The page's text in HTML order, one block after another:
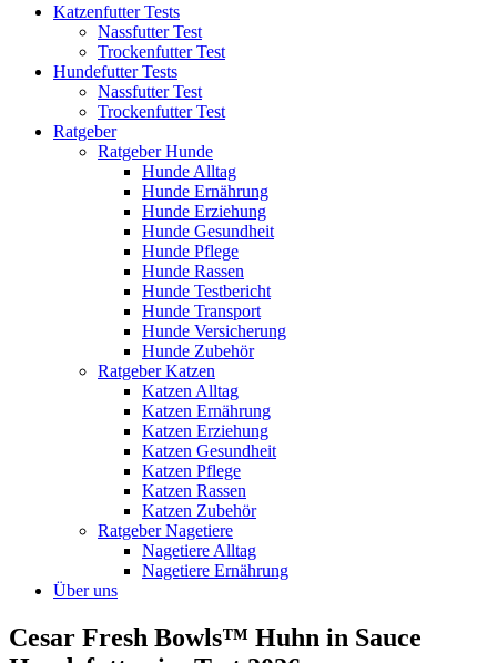
Katzenfutter Tests
Nassfutter Test
Trockenfutter Test
Hundefutter Tests
Nassfutter Test
Trockenfutter Test
Ratgeber
Ratgeber Hunde
Hunde Alltag
Hunde Ernährung
Hunde Erziehung
Hunde Gesundheit
Hunde Pflege
Hunde Rassen
Hunde Testbericht
Hunde Transport
Hunde Versicherung
Hunde Zubehör
Ratgeber Katzen
Katzen Alltag
Katzen Ernährung
Katzen Erziehung
Katzen Gesundheit
Katzen Pflege
Katzen Rassen
Katzen Zubehör
Ratgeber Nagetiere
Nagetiere Alltag
Nagetiere Ernährung
Über uns
Cesar Fresh Bowls™ Huhn in Sauce